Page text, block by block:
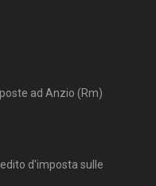
ad Anzio (Rm)
d'imposta sulle